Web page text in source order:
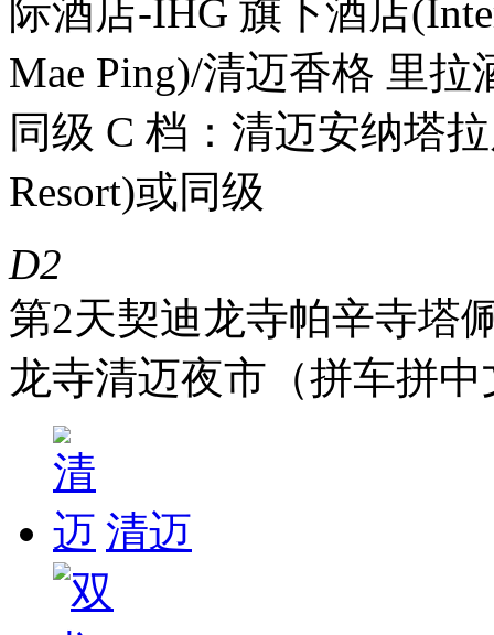
际酒店-IHG 旗下酒店
Mae Ping)/清迈香格 里拉
同级 C 档：清迈安纳塔
Resort)或同级
D2
第2天契迪龙寺帕辛寺塔
龙寺清迈夜市（拼车拼
清迈